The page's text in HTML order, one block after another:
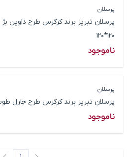
پرسلان
پرسلان تبریز برند کرگرس طرح داوین
120*120
ناموجود
پرسلان
پرسلان تبریز برند کرگرس طرح جارل طوسی
ناموجود